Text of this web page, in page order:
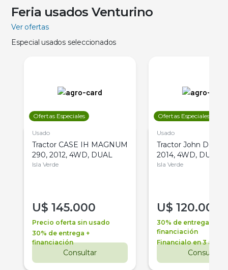
Feria usados Venturino
Ver ofertas
Especial usados seleccionados
Ofertas Especiales
Usado
Tractor CASE IH MAGNUM
290, 2012, 4WD, DUAL
Isla Verde
U$ 145.000
Precio oferta sin usado
30% de entrega +
financiación
Consultar
Ofertas Especiales
Usado
Tractor John Deere
2014, 4WD, DUAL
Isla Verde
U$ 120.000
30% de entrega +
financiación
Financialo en 3 años
Consultar